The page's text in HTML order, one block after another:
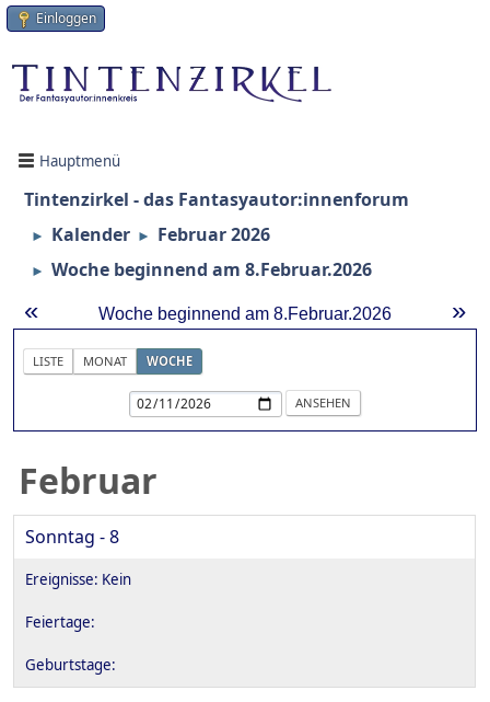
Einloggen
Hauptmenü
Tintenzirkel - das Fantasyautor:innenforum
► Kalender ► Februar 2026
► Woche beginnend am 8.Februar.2026
« »
Woche beginnend am 8.Februar.2026
LISTE MONAT WOCHE
Februar
Sonntag - 8